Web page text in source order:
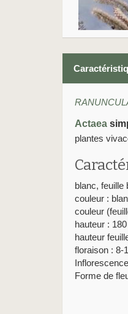
Actaea
plantes
blanc, feuille
couleur :
couleur
hauteur :
hauteur
floraison : 8-
Forme de